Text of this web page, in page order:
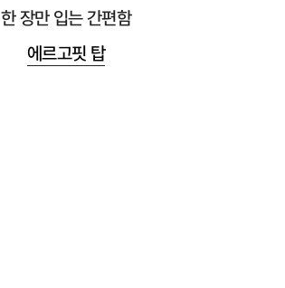
한 장만 입는 간편함
에르고핏 탑